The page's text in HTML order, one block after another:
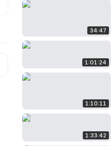
34:47
1:01:24
1:10:11
1:33:42